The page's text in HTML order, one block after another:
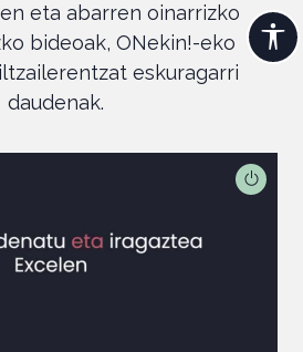
eta abarren oinarrizko
bideoak, ONekin!-eko
eskuragarri
daudenak.